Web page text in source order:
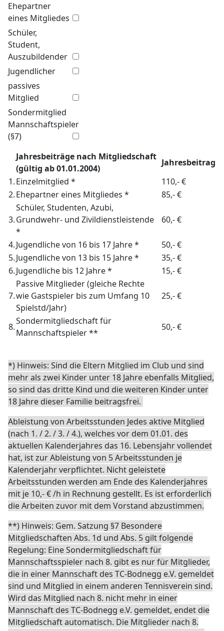
Ehepartner
eines Mitgliedes
Schüler,
Student,
Auszubildender
Jugendlicher
passives
Mitglied
Sondermitglied
Mannschaftspieler
(§7)
Jahresbeiträge nach Mitgliedschaft
(gültig ab 01.01.2004)
Jahresbeitrag
1.Einzelmitglied *
110,- €
2.Ehepartner eines Mitgliedes * 85,- €
3.
Schüler, Studenten, Azubi,
Grundwehr- und Zivildienstleistende
*
60,- €
4.Jugendliche von 16 bis 17 Jahre *
50,- €
5.Jugendliche von 13 bis 15 Jahre *
35,- €
6.Jugendliche bis 12 Jahre * 15,- €
7.
Passive Mitglieder (gleiche Rechte
wie Gastspieler bis zum Umfang 10
Spielstd/Jahr)
25,- €
8.
Sondermitgliedschaft für
Mannschaftspieler **
50,- €
*) Hinweis: Sind die Eltern Mitglied im Club und sind
mehr als zwei Kinder unter 18 Jahre ebenfalls Mitglied,
so sind das dritte Kind und die weiteren Kinder unter
18 Jahre dieser Familie beitragsfrei.
Ableistung von Arbeitsstunden Jedes aktive Mitglied
(nach 1. / 2. / 3. / 4.), welches vor dem 01.01. des
aktuellen Kalenderjahres das 16. Lebensjahr vollendet
hat, ist zur Ableistung von 5 Arbeitsstunden je
Kalenderjahr verpflichtet. Nicht geleistete
Arbeitsstunden werden am Ende des Kalenderjahres
mit je 10,- € /h in Rechnung gestellt. Es ist erforderlich
die Arbeiten zuvor mit dem Vorstand abzustimmen.
**) Hinweis: Gem. Satzung §7 Besondere
Mitgliedschaften Abs. 1d und Abs. 5 gilt folgende
Regelung: Eine Sondermitgliedschaft für
Mannschaftsspieler nach 8. gibt es nur für Mitglieder,
die in einer Mannschaft des TC-Bodnegg e.V. gemeldet
sind und Mitglied in einem anderen Tennisverein sind.
Wird das Mitglied nach 8. nicht mehr in einer
Mannschaft des TC-Bodnegg e.V. gemeldet, endet die
Mitgliedschaft automatisch. Die Mitglieder nach 8.